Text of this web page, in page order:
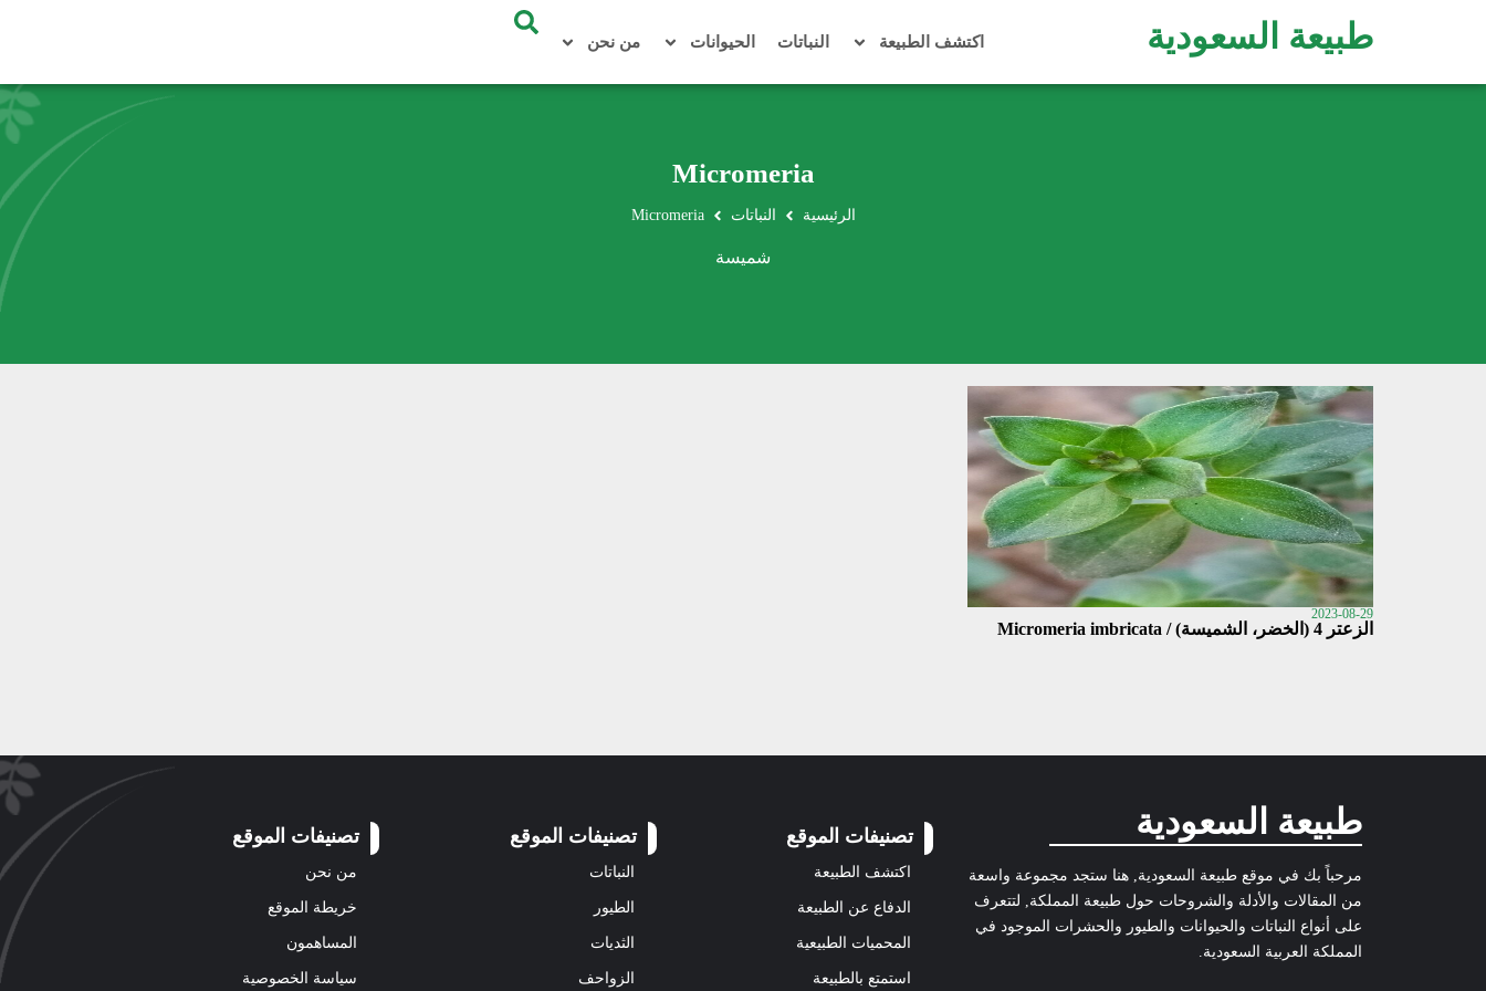
طبيعة السعودية اكتشف الطبيعة النباتات الحيوانات من نحن
Micromeria
الرئيسية النباتات Micromeria
شميسة
2023-08-29
الزعتر 4 (الخضر، الشميسة) / Micromeria imbricata
طبيعة السعودية
مرحباً بك في موقع طبيعة السعودية, هنا ستجد مجموعة واسعة
من المقالات والأدلة والشروحات حول طبيعة المملكة, لتتعرف
على أنواع النباتات والحيوانات والطيور والحشرات الموجود في
المملكة العربية السعودية.
تصنيفات الموقع
اكتشف الطبيعة
الدفاع عن الطبيعة
المحميات الطبيعية
استمتع بالطبيعة
تصنيفات الموقع
النباتات
الطيور
الثديات
الزواحف
تصنيفات الموقع
من نحن
خريطة الموقع
المساهمون
سياسة الخصوصية